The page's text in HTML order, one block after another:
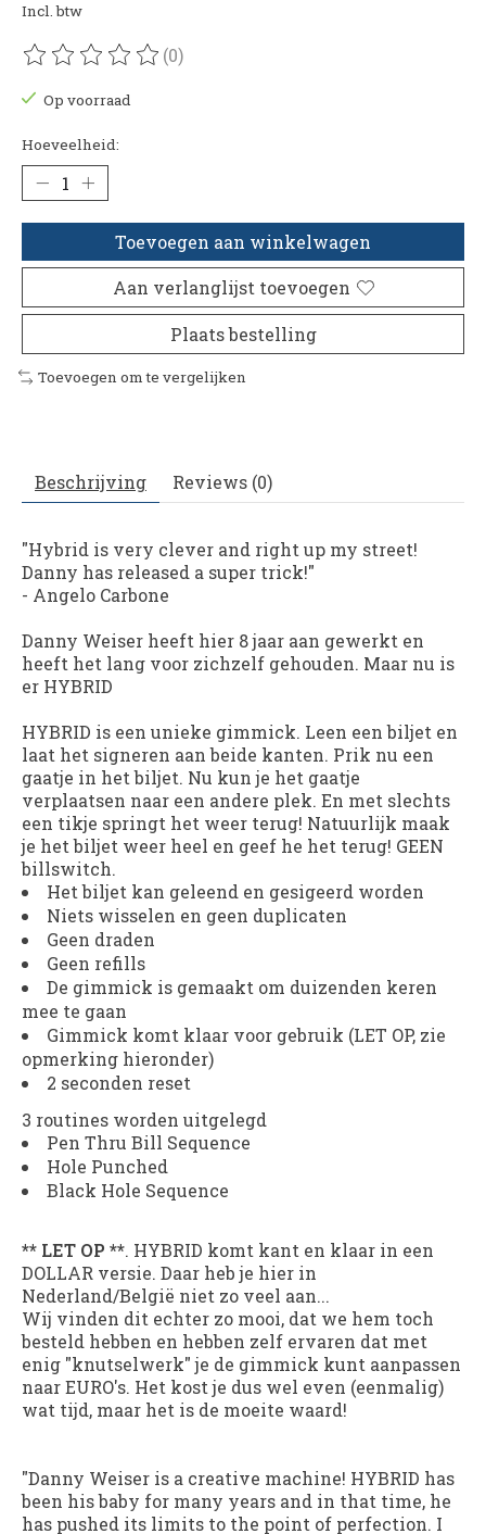
Incl. btw
De beoordeling van dit product is
(0)
Op voorraad
Hoeveelheid:
Toevoegen aan winkelwagen
Aan verlanglijst toevoegen
Plaats bestelling
Toevoegen om te vergelijken
Beschrijving Reviews (0)
"Hybrid is very clever and right up my street!
Danny has released a super trick!"
- Angelo Carbone
Danny Weiser heeft hier 8 jaar aan gewerkt en
heeft het lang voor zichzelf gehouden. Maar nu is
er HYBRID
HYBRID is een unieke gimmick. Leen een biljet en
laat het signeren aan beide kanten. Prik nu een
gaatje in het biljet. Nu kun je het gaatje
verplaatsen naar een andere plek. En met slechts
een tikje springt het weer terug! Natuurlijk maak
je het biljet weer heel en geef he het terug! GEEN
billswitch.
Het biljet kan geleend en gesigeerd worden
Niets wisselen en geen duplicaten
Geen draden
Geen refills
De gimmick is gemaakt om duizenden keren
mee te gaan
Gimmick komt klaar voor gebruik (LET OP, zie
opmerking hieronder)
2 seconden reset
3 routines worden uitgelegd
Pen Thru Bill Sequence
Hole Punched
Black Hole Sequence
** LET OP **. HYBRID komt kant en klaar in een
DOLLAR versie. Daar heb je hier in
Nederland/België niet zo veel aan...
Wij vinden dit echter zo mooi, dat we hem toch
besteld hebben en hebben zelf ervaren dat met
enig "knutselwerk" je de gimmick kunt aanpassen
naar EURO's. Het kost je dus wel even (eenmalig)
wat tijd, maar het is de moeite waard!
"Danny Weiser is a creative machine! HYBRID has
been his baby for many years and in that time, he
has pushed its limits to the point of perfection. I